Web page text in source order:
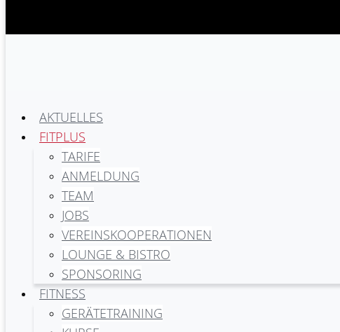
AKTUELLES
FITPLUS
TARIFE
ANMELDUNG
TEAM
JOBS
VEREINSKOOPERATIONEN
LOUNGE & BISTRO
SPONSORING
FITNESS
GERÄTETRAINING